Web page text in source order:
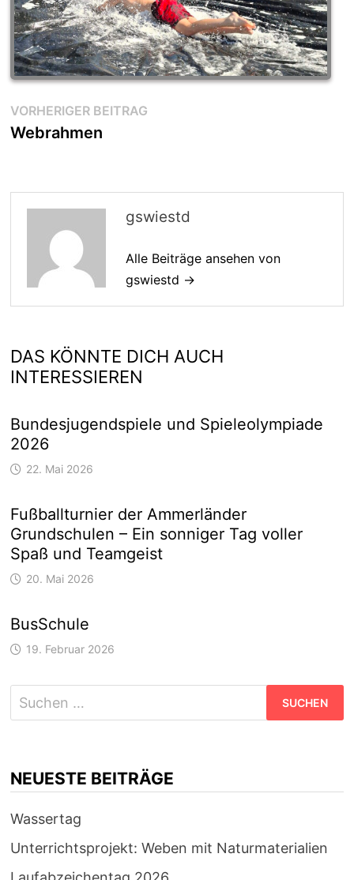
Beitragsnavigation
VORHERIGER BEITRAGVorheriger
Webrahmen
gswiestd
Alle Beiträge ansehen von
gswiestd →
DAS KÖNNTE DICH AUCH
INTERESSIEREN
Bundesjugendspiele und Spieleolympiade
2026
22. Mai 2026
Fußballturnier der Ammerländer
Grundschulen – Ein sonniger Tag voller
Spaß und Teamgeist
20. Mai 2026
BusSchule
19. Februar 2026
Suchen
nach:
NEUESTE BEITRÄGE
Wassertag
Unterrichtsprojekt: Weben mit Naturmaterialien